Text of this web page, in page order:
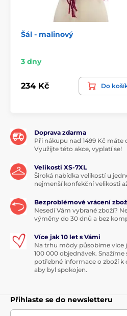
Šál - malinový
3 dny
234 Kč Do
Doprava zdarma
Při nákupu nad 1499 Kč máte
Využijte této akce, vyplatí se!
Velikosti XS-7XL
Široká nabídka velikostí u
nejmenší konfekční velikosti
Bezproblémové vrácení
Nesedí Vám vybrané zboží?
výměny do 30 dnů a bez
Více jak 10 let s Vámi
Na trhu módy působíme více
100 000 objednávek.
potřebné informace o zboží k
aby byl spokojen.
Přihlaste se do newsletteru